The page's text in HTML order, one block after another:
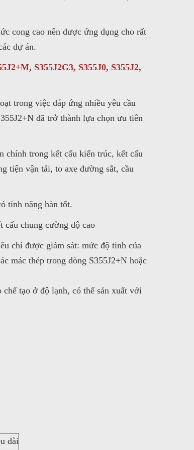
cong cao nên được ứng dụng cho rất
dự án.
S355J2G3, S355J0, S355J2,
trong việc đáp ứng nhiều yêu cầu
đã trở thành lựa chọn ưu tiên
chính trong kết cấu kiến trúc, kết cấu
tiện vận tải, to axe đường sắt, cầu
tính năng hàn tốt.
cấu chung cường độ cao
chí được giám sát: mức độ tinh của
mác thép trong dòng S355J2+N hoặc
chế tạo ở độ lạnh, có thể sản xuất với
dài